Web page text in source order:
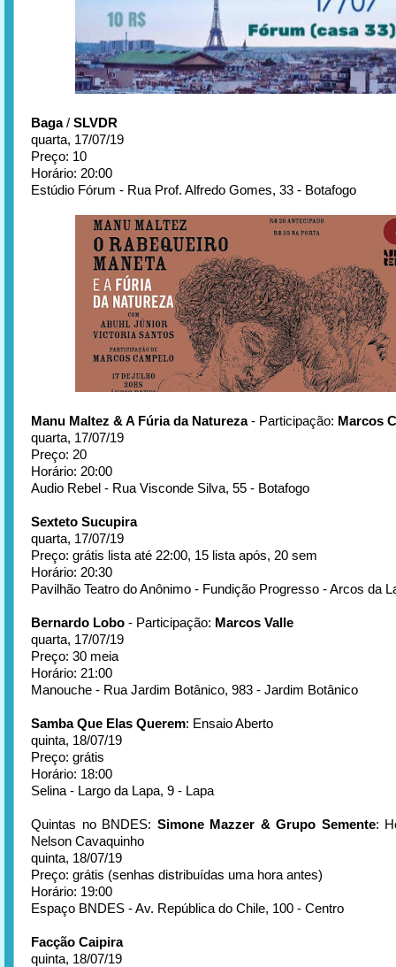
Baga/ SLVDR
quarta, 17/07/19
Preço: 10
Horário: 20:00
Estúdio Fórum - Rua Prof. Alfredo Gomes, 33 - Botafogo
Manu Maltez & A Fúria da Natureza- Participação: Marcos
quarta, 17/07/19
Preço: 20
Horário: 20:00
Audio Rebel - Rua Visconde Silva, 55 - Botafogo
Sexteto Sucupira
quarta, 17/07/19
Preço: grátis lista até 22:00, 15 lista após, 20 sem
Horário: 20:30
Pavilhão Teatro do Anônimo - Fundição Progresso - Arcos da
Bernardo Lobo - Participação: Marcos Valle
quarta, 17/07/19
Preço: 30 meia
Horário: 21:00
Manouche - Rua Jardim Botânico, 983 - Jardim Botânico
Samba Que Elas Querem: Ensaio Aberto
quinta, 18/07/19
Preço: grátis
Horário: 18:00
Selina - Largo da Lapa, 9 - Lapa
Quintas no BNDES: Simone Mazzer & Grupo Semente:
Nelson Cavaquinho
quinta, 18/07/19
Preço: grátis (senhas distribuídas uma hora antes)
Horário: 19:00
Espaço BNDES - Av. República do Chile, 100 - Centro
Facção Caipira
quinta, 18/07/19